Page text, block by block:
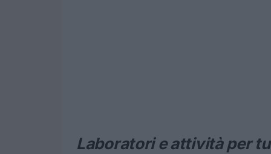
Laboratori e attività per